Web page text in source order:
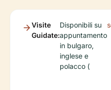
Visite
Guidate:
Disponibili su
appuntamento
in bulgaro,
inglese e
polacco (